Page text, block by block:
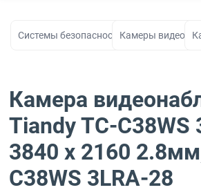
Системы безопасности для
Камеры
Камера
Tiandy TC-C38WS
3840 x 2160
C38WS 3LRA-28